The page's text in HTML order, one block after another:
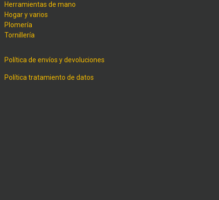
Herramientas de mano
Hogar y varios
Plomería
Tornillería
Política de envíos y devoluciones
Política tratamiento de datos